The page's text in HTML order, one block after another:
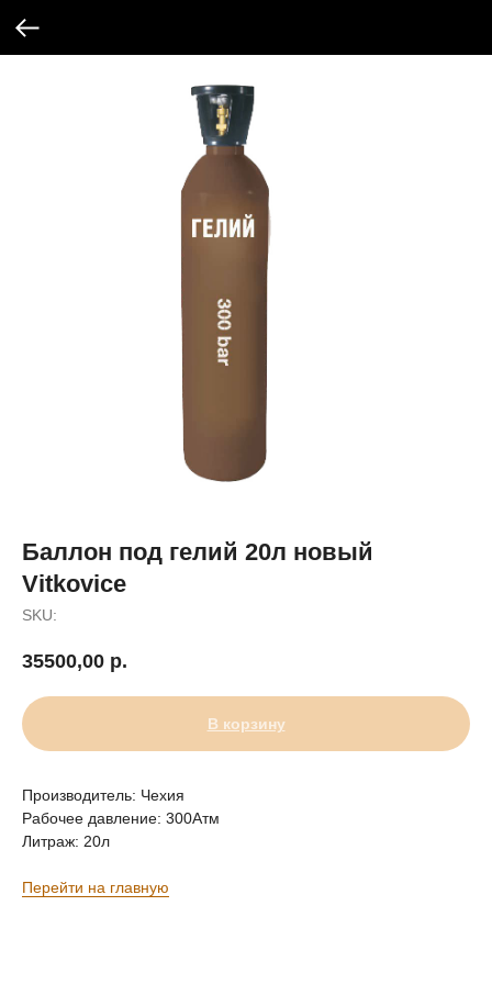
Баллон под гелий 20л новый
Vitkovice
SKU:
35500,00 р.
В корзину
Производитель: Чехия
Рабочее давление: 300Атм
Литраж: 20л
Перейти на главную